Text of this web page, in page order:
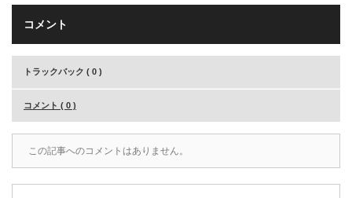
コメント
トラックバック ( 0 )
コメント ( 0 )
この記事へのコメントはありません。